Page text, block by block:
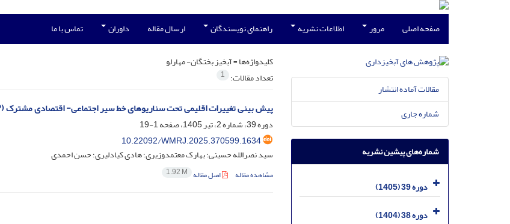
صفحه اصلی مرور اطلاعات نشریه راهنمای نویسندگان ارسال مقاله داوران تماس با ما
کلیدواژه‌ها =آبخیز بختگان- مهارلو
تعداد مقالات: 1
پیش بینی تغییرات اقلیمی تحت سناریوهای خط سیر اجتماعی- اقتصادی مشترک (SSP) در آبخیز بختگان- مهارلو
دوره 39، شماره 2، تیر 1405، صفحه
1-19
10.22092/WMRJ.2025.370599.1634
سید نصرالله حسینی؛ بهارک معتمدوزیری؛ هادی کیادلیری؛ حسن احمدی
مشاهده مقاله اصل مقاله 1.92 M
مقالات آماده انتشار
شماره جاری
شماره‌های پیشین نشریه
دوره 39 (1405)
دوره 38 (1404)